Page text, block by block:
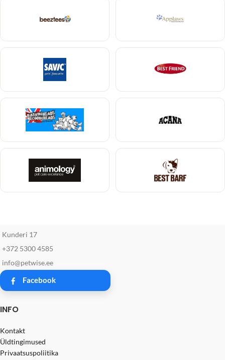
Kunderi 17
+372 5300 4585
info@petwise.ee
Facebook
INFO
Kontakt
Üldtingimused
Privaatsuspoliitika